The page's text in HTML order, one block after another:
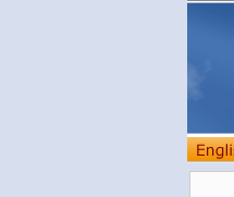
نحو بناء قطاع مالي حديث